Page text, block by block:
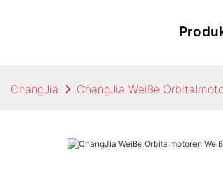
ChangJia ChangJia Weiße